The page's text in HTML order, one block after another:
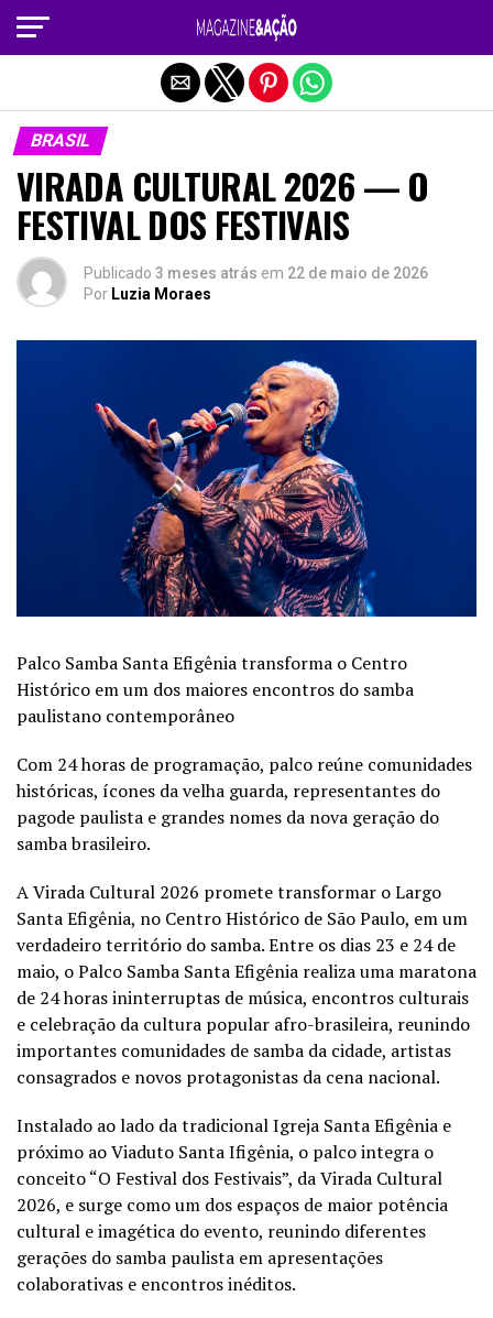
BRASIL
VIRADA CULTURAL 2026 — O
FESTIVAL DOS FESTIVAIS
Publicado 3 meses atrás em 22 de maio de 2026
Por Luzia Moraes
Palco Samba Santa Efigênia transforma o Centro
Histórico em um dos maiores encontros do samba
paulistano contemporâneo
Com 24 horas de programação, palco reúne comunidades
históricas, ícones da velha guarda, representantes do
pagode paulista e grandes nomes da nova geração do
samba brasileiro.
A Virada Cultural 2026 promete transformar o Largo
Santa Efigênia, no Centro Histórico de São Paulo, em um
verdadeiro território do samba. Entre os dias 23 e 24 de
maio, o Palco Samba Santa Efigênia realiza uma maratona
de 24 horas ininterruptas de música, encontros culturais
e celebração da cultura popular afro-brasileira, reunindo
importantes comunidades de samba da cidade, artistas
consagrados e novos protagonistas da cena nacional.
Instalado ao lado da tradicional Igreja Santa Efigênia e
próximo ao Viaduto Santa Ifigênia, o palco integra o
conceito “O Festival dos Festivais”, da Virada Cultural
2026, e surge como um dos espaços de maior potência
cultural e imagética do evento, reunindo diferentes
gerações do samba paulista em apresentações
colaborativas e encontros inéditos.
Sair da versão mobile